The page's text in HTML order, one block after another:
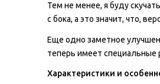
Тем не менее, я буду
с бока, а это значит, что,
Еще одно заметное
теперь имеет специальные
Характеристики и